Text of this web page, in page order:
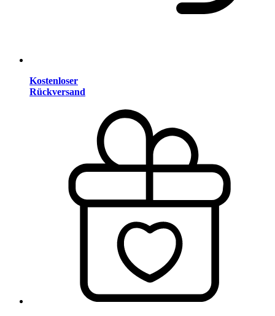
Kostenloser
Rückversand